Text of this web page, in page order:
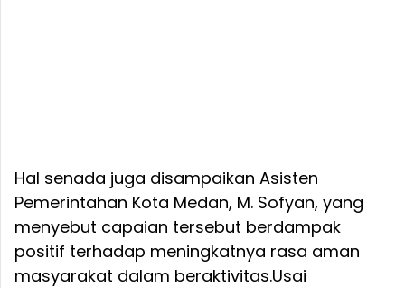
Hal senada juga disampaikan Asisten
Pemerintahan Kota Medan, M. Sofyan, yang
menyebut capaian tersebut berdampak
positif terhadap meningkatnya rasa aman
masyarakat dalam beraktivitas.Usai